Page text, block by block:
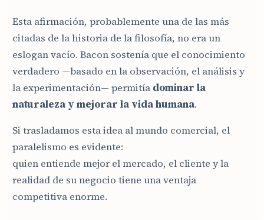
Esta afirmación, probablemente una de las más
citadas de la historia de la filosofía, no era un
eslogan vacío. Bacon sostenía que el conocimiento
verdadero —basado en la observación, el análisis y
la experimentación— permitía dominar la
naturaleza y mejorar la vida humana.
Si trasladamos esta idea al mundo comercial, el
paralelismo es evidente:
quien entiende mejor el mercado, el cliente y la
realidad de su negocio tiene una ventaja
competitiva enorme.